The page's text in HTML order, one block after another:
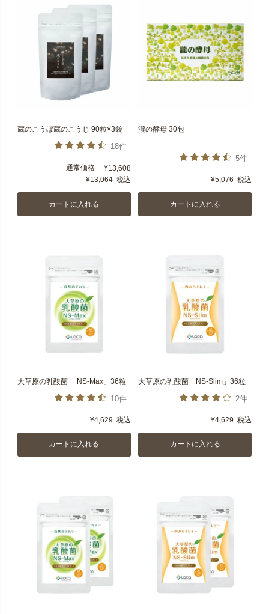
蔵のこうぼ蔵のこうじ 90粒×3袋
18件
通常価格 ¥13,608
¥13,064 税込
カートに入れる
瀧の酵母 30包
5件
¥5,076 税込
カートに入れる
大草原の乳酸菌 「NS-Max」36粒
10件
¥4,629 税込
カートに入れる
大草原の乳酸菌「NS-Slim」36粒
2件
¥4,629 税込
カートに入れる